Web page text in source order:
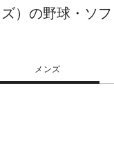
）の野球・ソ
メンズ